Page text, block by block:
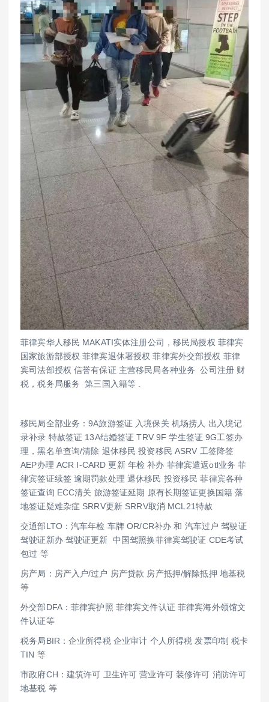
菲律宾华人移民 MAKATI实体注册公司，移民局授权 菲律宾
国家旅游部授权 菲律宾退休署授权 菲律宾外交部授权 菲律
宾司法部授权 信誉有保证 主营移民局各种业务 公司注册 财
税，税务局服务 第三国入籍等 .
移民局全部业务：9A旅游签证 入境保关 机场捞人 出入境记
录补录 特赦签证 13A结婚签证 TRV 9F 学生签证 9G工签办
理，黑名单查询/清除 退休移民 投资移民 ASRV 工签降签
AEP办理 ACR I-CARD 更新 年检 补办 菲律宾遣返otl业务 菲
律宾签证续签 逾期罚款处理 退休移民 投资移民 菲律宾各种
签证查询 ECC清关 旅游签证延期 原有长期签证更换国籍 落
地签证疑难杂症 SRRV更新 SRRV取消 MCL21特赦
交通部LTO：汽车年检 车牌 OR/CR补办 和 汽车过户 驾驶证
驾驶证新办 驾驶证更新 中国驾照换菲律宾驾驶证 CDE考试
包过 等
房产局：房产入户/过户 房产贷款 房产抵押/解除抵押 地基税
等
外交部DFA：菲律宾护照 菲律宾文件认证 菲律宾海外领馆文
件认证等
税务局BIR：企业所得税 企业审计 个人所得税 发票印制 税卡
TIN 等
市政府CH：建筑许可 卫生许可 营业许可 装修许可 消防许可
地基税 等